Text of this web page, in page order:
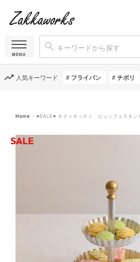
人気キーワード フライパン チボリ
Home ■SALE■ オティネッティ ビュッフェスタ